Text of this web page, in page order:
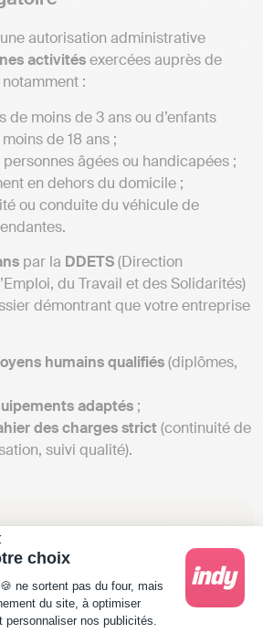
choix
du Consentement :
ne sortent pas du four, mais
du site, à optimiser
personnaliser nos publicités.
autorisation administrative
activitésexercées auprès de
notamment :
de moins de 3 ans ou d’enfants
de 18 ans ;
âgées ou handicapées ;
en dehors du domicile ;
ou conduite du véhicule de
par la DDETS(Direction
du Travail et des Solidarités)
démontrant que votre entreprise
humains qualifiés(diplômes,
adaptés ;
des charges strict(continuité de
suivi qualité).
est de 3 mois maximum. En